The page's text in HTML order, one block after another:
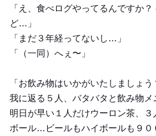
「え、食べログやってるんですか
ど…」
「まだ３年経ってないし…」
「（一同）へぇ〜」
「お飲み物はいかがいたしましょう
我に返る５人、バタバタと飲み物メ
明日が早い１人だけウーロン茶、
ボール…ビールもハイボールも９０